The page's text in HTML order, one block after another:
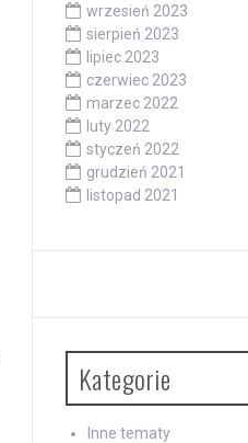
wrzesień 2023
sierpień 2023
lipiec 2023
czerwiec 2023
marzec 2022
luty 2022
styczeń 2022
grudzień 2021
listopad 2021
Kategorie
Inne tematy